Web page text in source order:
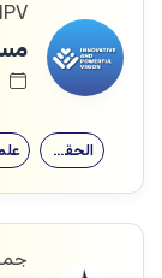
الحقوق